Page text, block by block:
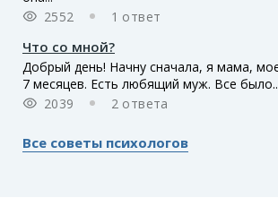
2552
1 ответ
Что со мной?
Добрый день! Начну сначала, я мама,
7 месяцев. Есть любящий муж. Все
2039
2 ответа
Все советы психологов